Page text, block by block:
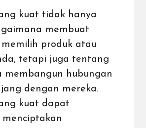
kuat tidak hanya
membuat
produk atau
tetapi juga tentang
membangun hubungan
dengan mereka.
kuat dapat